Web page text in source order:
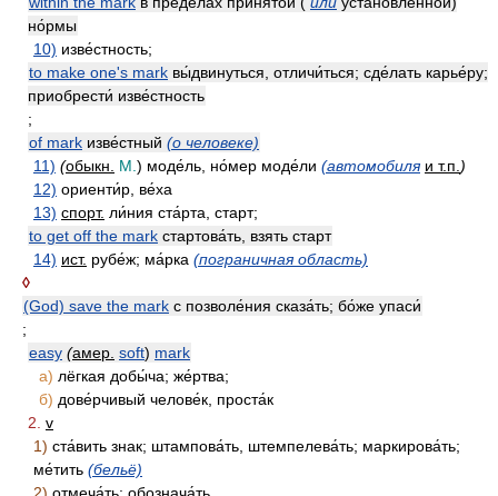
но́рмы
10) изве́стность;
to make one's mark вы́двинуться, отличи́ться; сде́лать карье́ру;
приобрести́ изве́стность
;
of mark изве́стный (о человеке)
11) (обыкн. M. ) моде́ль, но́мер моде́ли (автомобиля и т.п. )
12) ориенти́р, ве́ха
13) спорт. ли́ния ста́рта, старт;
to get off the mark стартова́ть, взять старт
14) ист. рубе́ж; ма́рка (пограничная область)
◊
(God) save the mark с позволе́ния сказа́ть; бо́же упаси́
;
easy (амер. soft) mark
а) лёгкая добы́ча; же́ртва;
б) дове́рчивый челове́к, проста́к
2. v
1) ста́вить знак; штампова́ть, штемпелева́ть; маркирова́ть;
ме́тить (бельё)